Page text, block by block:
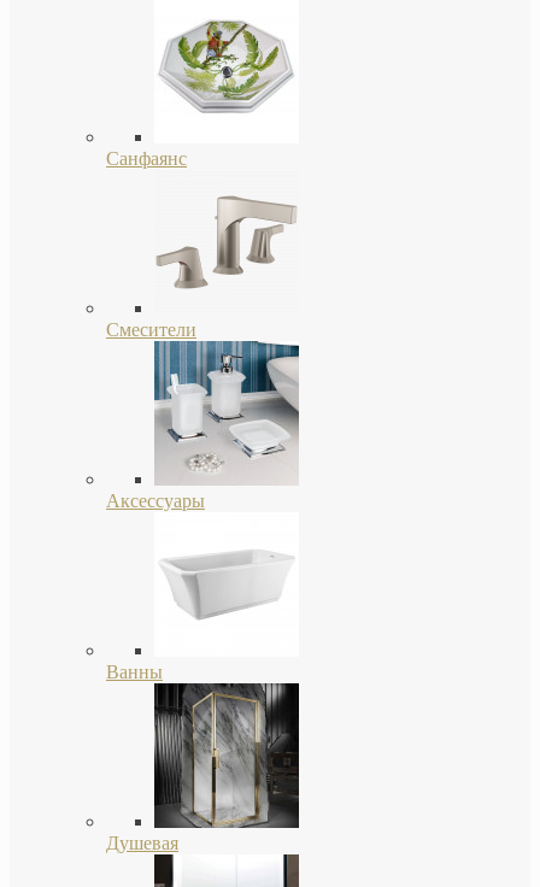
Санфаянс
Смесители
Аксессуары
Ванны
Душевая